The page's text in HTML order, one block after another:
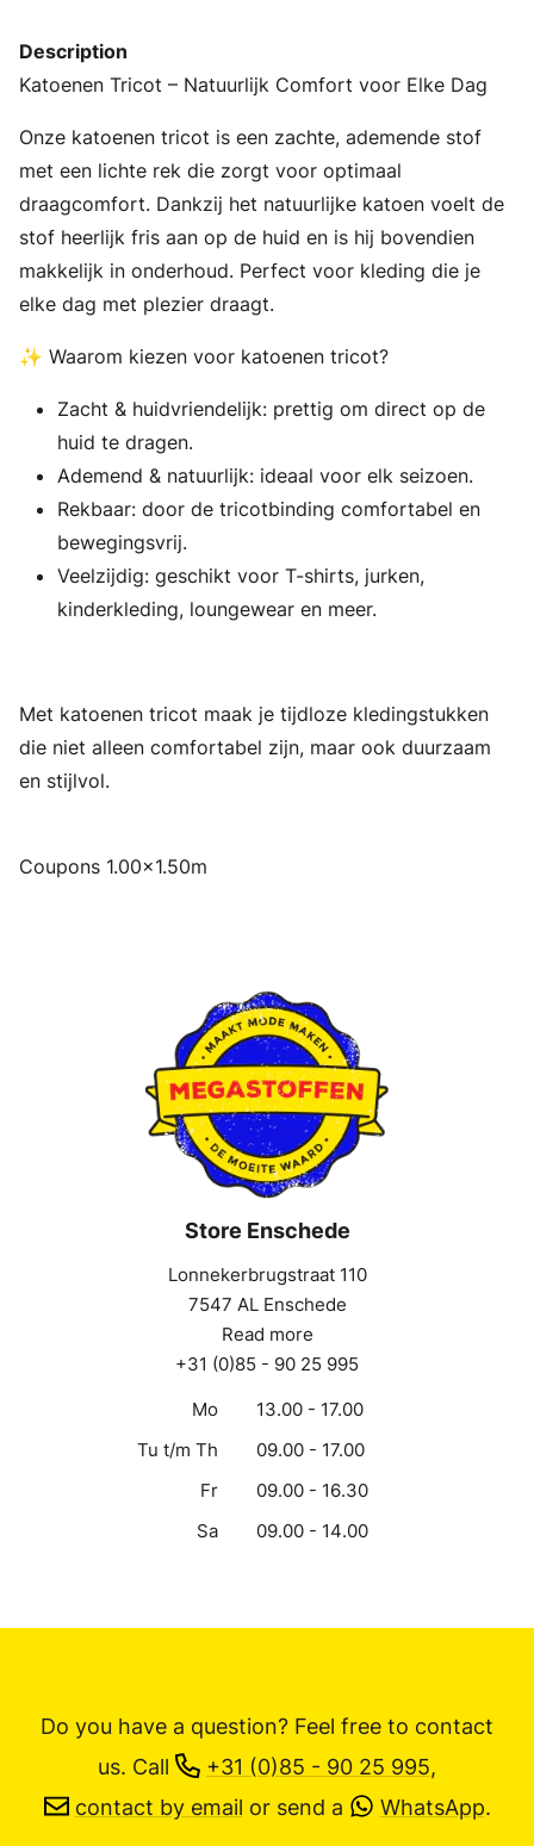
Description
Katoenen Tricot – Natuurlijk Comfort voor Elke Dag
Onze katoenen tricot is een zachte, ademende stof
met een lichte rek die zorgt voor optimaal
draagcomfort. Dankzij het natuurlijke katoen voelt de
stof heerlijk fris aan op de huid en is hij bovendien
makkelijk in onderhoud. Perfect voor kleding die je
elke dag met plezier draagt.
✨ Waarom kiezen voor katoenen tricot?
Zacht & huidvriendelijk: prettig om direct op de
huid te dragen.
Ademend & natuurlijk: ideaal voor elk seizoen.
Rekbaar: door de tricotbinding comfortabel en
bewegingsvrij.
Veelzijdig: geschikt voor T-shirts, jurken,
kinderkleding, loungewear en meer.
Met katoenen tricot maak je tijdloze kledingstukken
die niet alleen comfortabel zijn, maar ook duurzaam
en stijlvol.
Coupons 1.00x1.50m
Store Enschede
Lonnekerbrugstraat 110
7547 AL Enschede
Read more
+31 (0)85 - 90 25 995
Mo
13.00 - 17.00
Tu t/m Th
09.00 - 17.00
Fr
09.00 - 16.30
Sa
09.00 - 14.00
Do you have a question? Feel free to contact
us. Call +31 (0)85 - 90 25 995,
contact by email or send a WhatsApp.